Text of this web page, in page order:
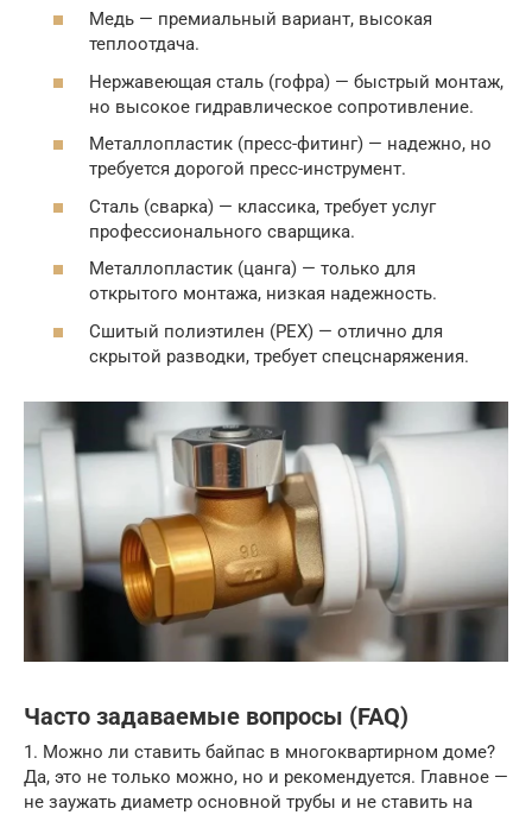
Медь — премиальный вариант, высокая
теплоотдача.
Нержавеющая сталь (гофра) — быстрый монтаж,
но высокое гидравлическое сопротивление.
Металлопластик (пресс-фитинг) — надежно, но
требуется дорогой пресс-инструмент.
Сталь (сварка) — классика, требует услуг
профессионального сварщика.
Металлопластик (цанга) — только для
открытого монтажа, низкая надежность.
Сшитый полиэтилен (PEX) — отлично для
скрытой разводки, требует спецснаряжения.
Часто задаваемые вопросы (FAQ)
1. Можно ли ставить байпас в многоквартирном доме?
Да, это не только можно, но и рекомендуется. Главное —
не заужать диаметр основной трубы и не ставить на